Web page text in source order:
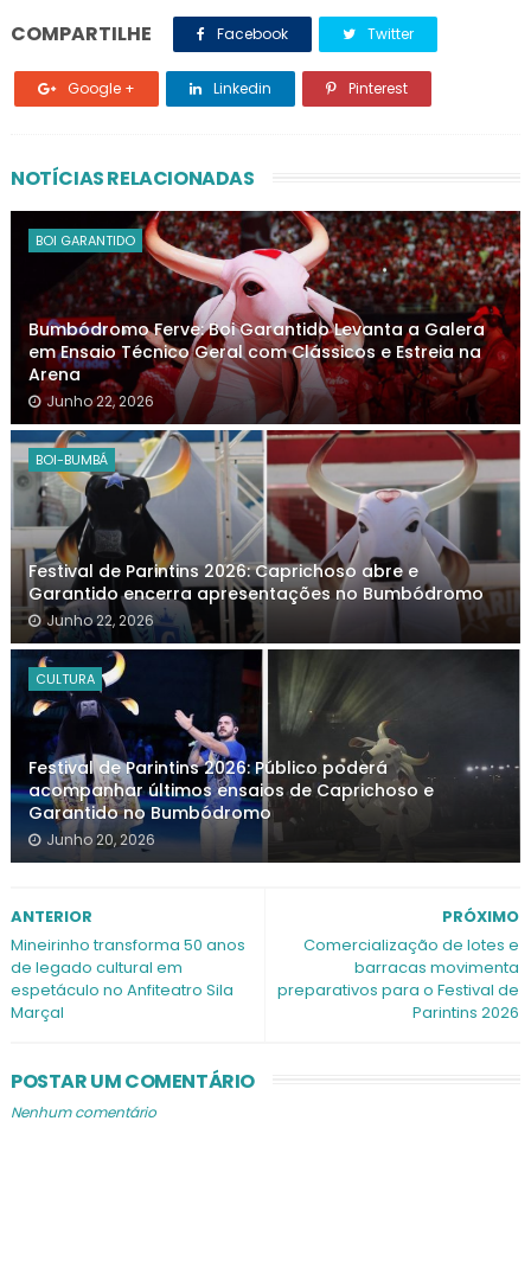
COMPARTILHE Facebook Twitter
Google + Linkedin Pinterest
NOTÍCIAS RELACIONADAS
BOI GARANTIDO
Bumbódromo Ferve: Boi Garantido Levanta a Galera
em Ensaio Técnico Geral com Clássicos e Estreia na
Arena
Junho 22, 2026
BOI-BUMBÁ
Festival de Parintins 2026: Caprichoso abre e
Garantido encerra apresentações no Bumbódromo
Junho 22, 2026
CULTURA
Festival de Parintins 2026: Público poderá
acompanhar últimos ensaios de Caprichoso e
Garantido no Bumbódromo
Junho 20, 2026
PRÓXIMO
Comercialização de lotes e
barracas movimenta
preparativos para o Festival de
Parintins 2026
ANTERIOR
Mineirinho transforma 50 anos
de legado cultural em
espetáculo no Anfiteatro Sila
Marçal
POSTAR UM COMENTÁRIO
Nenhum comentário